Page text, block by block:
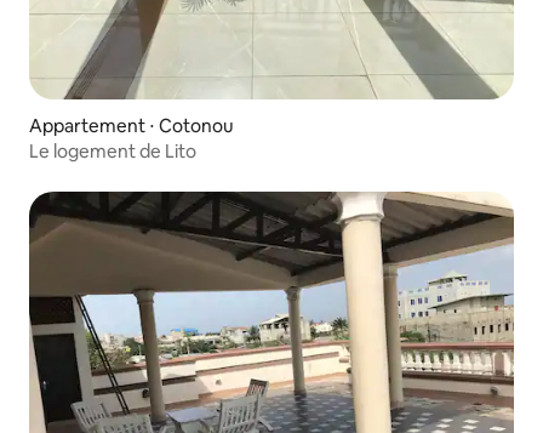
Appartement ⋅ Cotonou
Le logement de Lito